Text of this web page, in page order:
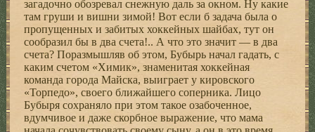
загадочно обозревал снежную даль за окном. Ну какие
там груши и вишни зимой! Вот если б задача была о
пропущенных и забитых хоккейных шайбах, тут он
сообразил бы в два счета!.. А что это значит — в два
счета? Поразмышляв об этом, Бубырь начал гадать, с
каким счетом «Химик», знаменитая хоккейная
команда города Майска, выиграет у кировского
«Торпедо», своего ближайшего соперника. Лицо
Бубыря сохраняло при этом такое озабоченное,
вдумчивое и даже скорбное выражение, что мама